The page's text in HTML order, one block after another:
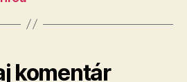
komentár